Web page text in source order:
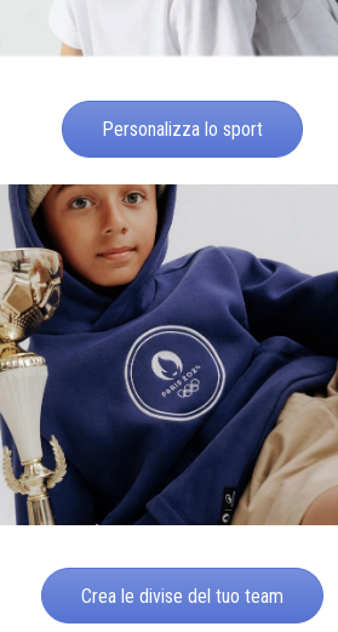
Personalizza lo sport
Crea le divise del tuo team